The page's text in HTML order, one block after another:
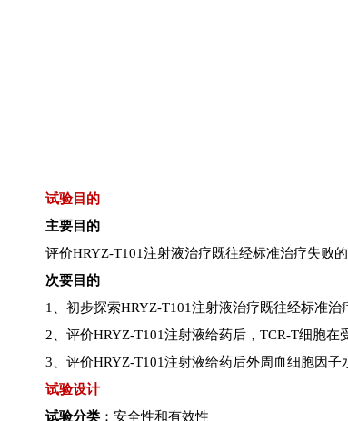
试验目的
主要目的
评价HRYZ-T101注射液治疗既往经标准治疗失败的
次要目的
1、初步探索HRYZ-T101注射液治疗既往经标准治
2、评价HRYZ-T101注射液给药后，TCR-T细胞在
3、评价HRYZ-T101注射液给药后外周血细胞因子
试验设计
试验分类 ：安全性和有效性